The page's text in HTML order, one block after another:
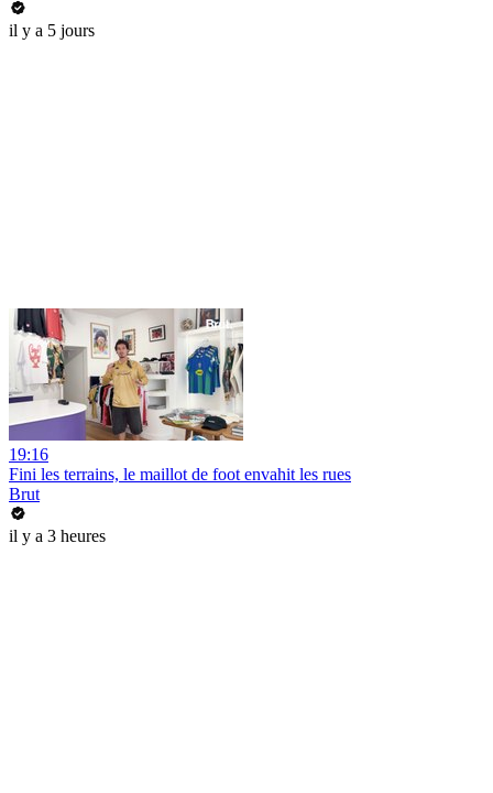
il y a 5 jours
19:16
Fini les terrains, le maillot de foot envahit les rues
Brut
il y a 3 heures